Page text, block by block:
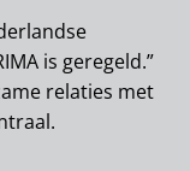
is geregeld.”
relaties met